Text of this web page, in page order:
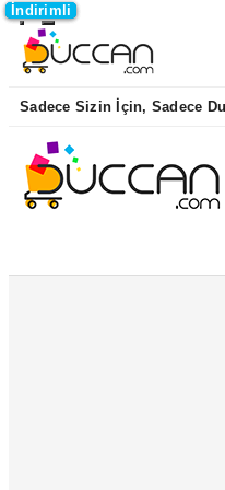
Sadece Sizin İçin, Sadece
İndirimli
İndirimli
İndirimli
İndirimli